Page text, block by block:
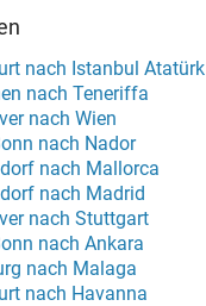
nach Istanbul Atatürk
nach Teneriffa
nach Wien
nach Nador
nach Mallorca
nach Madrid
nach Stuttgart
nach Ankara
nach Malaga
nach Havanna